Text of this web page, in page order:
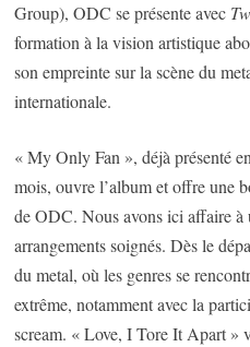
Group), ODC se présente avec
formation à la vision artistique
son empreinte sur la scène du
internationale.
« My Only Fan », déjà présenté
mois, ouvre l’album et offre une
de ODC. Nous avons ici affaire à
arrangements soignés. Dès le
du metal, où les genres se
extrême, notamment avec la
scream. « Love, I Tore It Apart »